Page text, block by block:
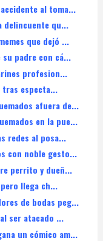
al toma...
delincuente qu...
que dejó ...
su padre con cá...
profesion...
especta...
afuera de...
en la pue...
redes al posa...
con noble gesto...
perrito y dueñ...
llega ch...
de bodas peg...
ser atacado ...
un cómico am...